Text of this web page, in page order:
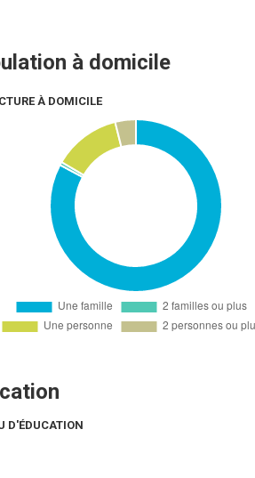
à domicile
À DOMICILE
D'ÉDUCATION